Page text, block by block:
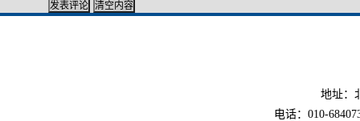
地址：
电话：010-